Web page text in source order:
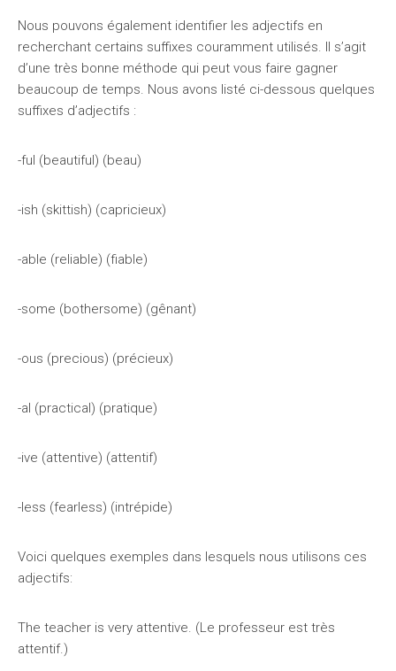
Nous pouvons également identifier les adjectifs en
recherchant certains suffixes couramment utilisés. Il s’agit
d’une très bonne méthode qui peut vous faire gagner
beaucoup de temps. Nous avons listé ci-dessous quelques
suffixes d’adjectifs :
-ful (beautiful) (beau)
-ish (skittish) (capricieux)
-able (reliable) (fiable)
-some (bothersome) (gênant)
-ous (precious) (précieux)
-al (practical) (pratique)
-ive (attentive) (attentif)
-less (fearless) (intrépide)
Voici quelques exemples dans lesquels nous utilisons ces
adjectifs:
The teacher is very attentive. (Le professeur est très
attentif.)